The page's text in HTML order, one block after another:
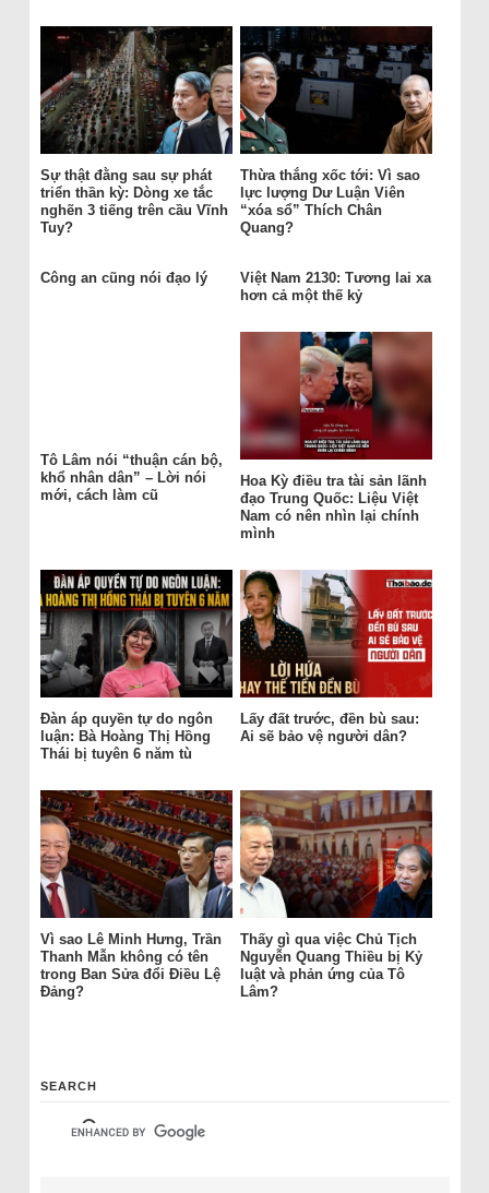
Sự thật đằng sau sự phát
triển thần kỳ: Dòng xe tắc
nghẽn 3 tiếng trên cầu Vĩnh
Tuy?
Thừa thắng xốc tới: Vì sao
lực lượng Dư Luận Viên
“xóa sổ” Thích Chân
Quang?
Công an cũng nói đạo lý
Việt Nam 2130: Tương lai xa
hơn cả một thế kỷ
Tô Lâm nói “thuận cán bộ,
khổ nhân dân” – Lời nói
mới, cách làm cũ
Hoa Kỳ điều tra tài sản lãnh
đạo Trung Quốc: Liệu Việt
Nam có nên nhìn lại chính
mình
Đàn áp quyền tự do ngôn
luận: Bà Hoàng Thị Hồng
Thái bị tuyên 6 năm tù
Lấy đất trước, đền bù sau:
Ai sẽ bảo vệ người dân?
Vì sao Lê Minh Hưng, Trần
Thanh Mẫn không có tên
trong Ban Sửa đổi Điều Lệ
Đảng?
Thấy gì qua việc Chủ Tịch
Nguyễn Quang Thiều bị Kỷ
luật và phản ứng của Tô
Lâm?
SEARCH